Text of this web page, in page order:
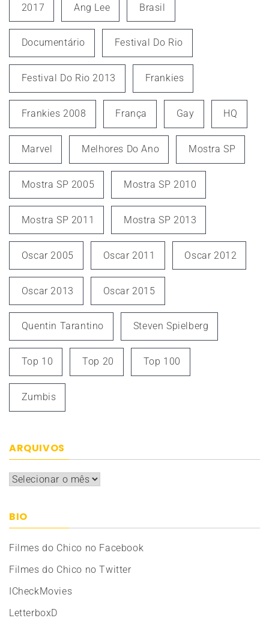
2017 Ang Lee Brasil
Documentário Festival Do Rio
Festival Do Rio 2013 Frankies
Frankies 2008 França Gay HQ
Marvel Melhores Do Ano Mostra SP
Mostra SP 2005 Mostra SP 2010
Mostra SP 2011 Mostra SP 2013
Oscar 2005 Oscar 2011 Oscar 2012
Oscar 2013 Oscar 2015
Quentin Tarantino Steven Spielberg
Top 10 Top 20 Top 100
Zumbis
ARQUIVOS
Arquivos
BIO
Filmes do Chico no Facebook
Filmes do Chico no Twitter
ICheckMovies
LetterboxD